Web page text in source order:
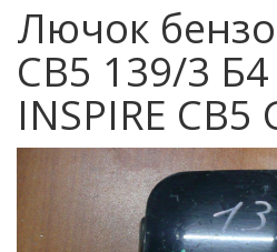
Лючок
CB5 139/3
INSPIRE CB5